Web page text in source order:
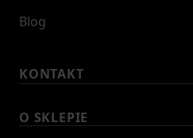
Blog
KONTAKT
O SKLEPIE